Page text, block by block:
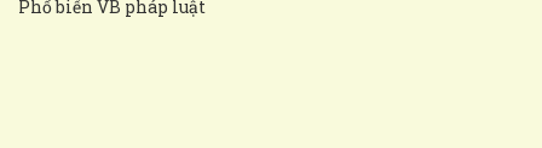
Phổ biến VB pháp luật